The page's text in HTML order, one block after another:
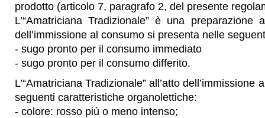
prodotto (articolo 7, paragrafo 2, del presente
L’“Amatriciana Tradizionale” è una preparazione
dell’immissione al consumo si presenta nelle
- sugo pronto per il consumo immediato
- sugo pronto per il consumo differito.
L’“Amatriciana Tradizionale” all’atto
seguenti caratteristiche organolettiche:
- colore: rosso più o meno intenso;